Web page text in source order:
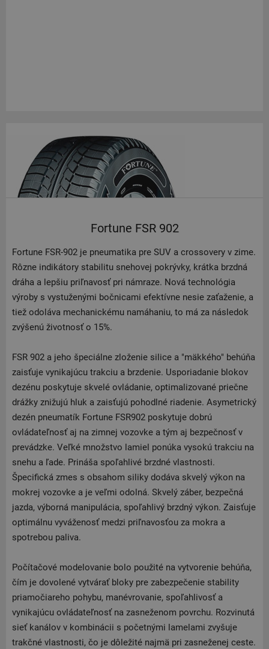
Fortune FSR 902
Fortune FSR-902 je pneumatika pre SUV a crossovery v zime.
Rôzne indikátory stabilitu snehovej pokrývky, krátka brzdná
dráha a lepšiu priľnavosť pri námraze. Nová technológia
výroby s vystuženými bočnicami efektívne nesie zaťaženie, a
tiež odoláva mechanickému namáhaniu, to má za následok
zvýšenú životnosť o 15%.
FSR 902 a jeho špeciálne zloženie silice a "mäkkého" behúňa
zaisťuje vynikajúcu trakciu a brzdenie. Usporiadanie blokov
dezénu poskytuje skvelé ovládanie, optimalizované priečne
drážky znižujú hluk a zaisťujú pohodlné riadenie. Asymetrický
dezén pneumatík Fortune FSR902 poskytuje dobrú
ovládateľnosť aj na zimnej vozovke a tým aj bezpečnosť v
prevádzke. Veľké množstvo lamiel ponúka vysokú trakciu na
snehu a ľade. Prináša spoľahlivé brzdné vlastnosti.
Špecifická zmes s obsahom siliky dodáva skvelý výkon na
mokrej vozovke a je veľmi odolná. Skvelý záber, bezpečná
jazda, výborná manipulácia, spoľahlivý brzdný výkon. Zaisťuje
optimálnu vyváženosť medzi priľnavosťou za mokra a
spotrebou paliva.
Počítačové modelovanie bolo použité na vytvorenie behúňa,
čím je dovolené vytvárať bloky pre zabezpečenie stability
priamočiareho pohybu, manévrovanie, spoľahlivosť a
vynikajúcu ovládateľnosť na zasneženom povrchu. Rozvinutá
sieť kanálov v kombinácii s početnými lamelami zvyšuje
trakčné vlastnosti, čo je dôležité najmä pri zasneženej ceste.